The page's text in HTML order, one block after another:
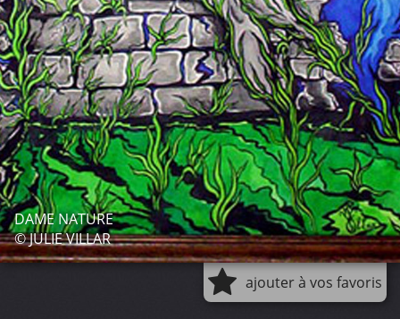
DAME NATURE
© JULIE VILLAR
ajouter à vos favoris